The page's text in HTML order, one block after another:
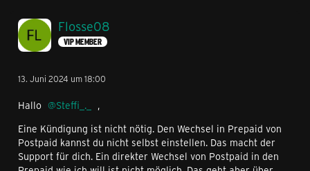
Flosse08
VIP MEMBER
13. Juni 2024 um 18:00
Hallo Steffi_._
,
Eine Kündigung ist nicht nötig. Den Wechsel in Prepaid von
Postpaid kannst du nicht selbst einstellen. Das macht der
Support für dich. Ein direkter Wechsel von Postpaid in den